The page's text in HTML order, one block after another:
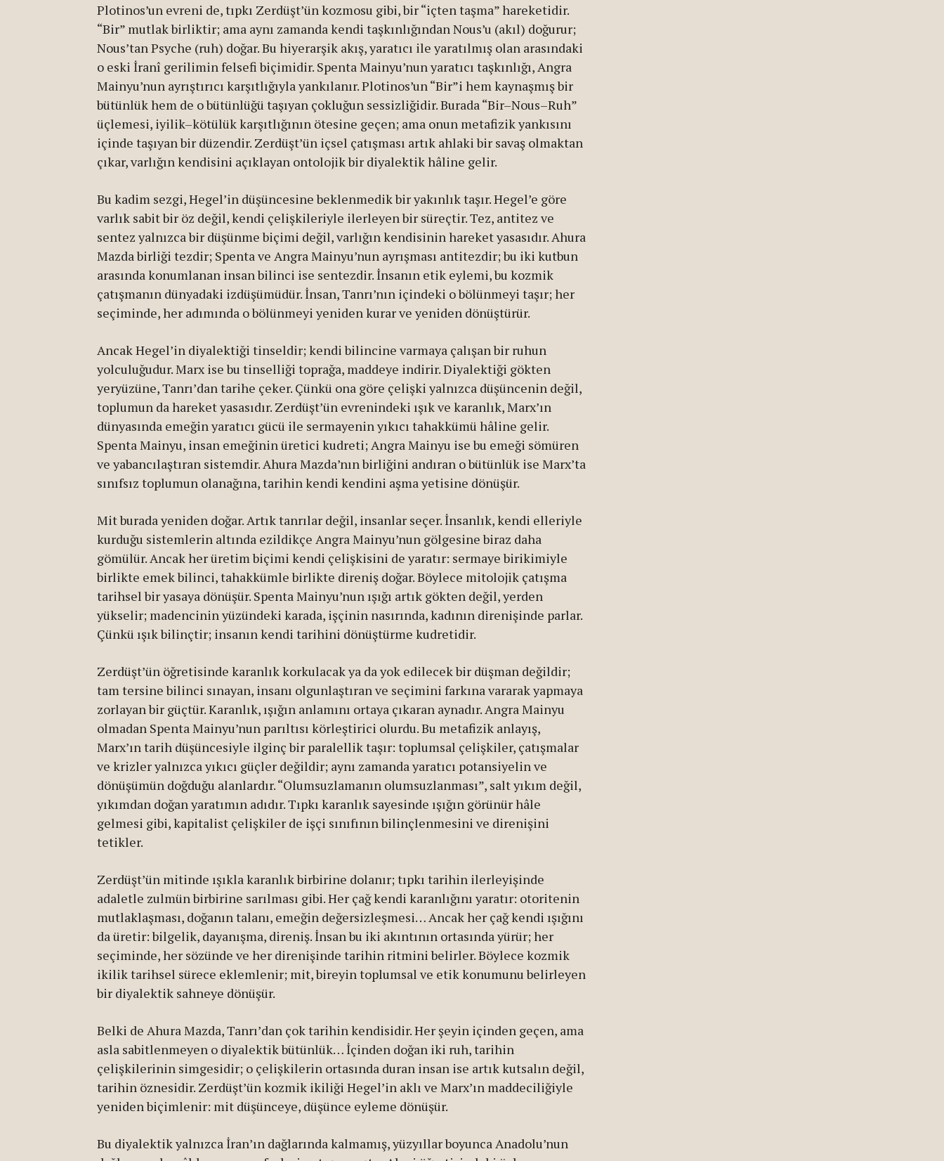
Plotinos’un evreni de, tıpkı Zerdüşt’ün kozmosu gibi, bir “içten taşma” hareketidir.
“Bir” mutlak birliktir; ama aynı zamanda kendi taşkınlığından Nous’u (akıl) doğurur;
Nous’tan Psyche (ruh) doğar. Bu hiyerarşik akış, yaratıcı ile yaratılmış olan arasındaki
o eski İranî gerilimin felsefi biçimidir. Spenta Mainyu’nun yaratıcı taşkınlığı, Angra
Mainyu’nun ayrıştırıcı karşıtlığıyla yankılanır. Plotinos’un “Bir”i hem kaynaşmış bir
bütünlük hem de o bütünlüğü taşıyan çokluğun sessizliğidir. Burada “Bir–Nous–Ruh”
üçlemesi, iyilik–kötülük karşıtlığının ötesine geçen; ama onun metafizik yankısını
içinde taşıyan bir düzendir. Zerdüşt’ün içsel çatışması artık ahlaki bir savaş olmaktan
çıkar, varlığın kendisini açıklayan ontolojik bir diyalektik hâline gelir.
Bu kadim sezgi, Hegel’in düşüncesine beklenmedik bir yakınlık taşır. Hegel’e göre
varlık sabit bir öz değil, kendi çelişkileriyle ilerleyen bir süreçtir. Tez, antitez ve
sentez yalnızca bir düşünme biçimi değil, varlığın kendisinin hareket yasasıdır. Ahura
Mazda birliği tezdir; Spenta ve Angra Mainyu’nun ayrışması antitezdir; bu iki kutbun
arasında konumlanan insan bilinci ise sentezdir. İnsanın etik eylemi, bu kozmik
çatışmanın dünyadaki izdüşümüdür. İnsan, Tanrı’nın içindeki o bölünmeyi taşır; her
seçiminde, her adımında o bölünmeyi yeniden kurar ve yeniden dönüştürür.
Ancak Hegel’in diyalektiği tinseldir; kendi bilincine varmaya çalışan bir ruhun
yolculuğudur. Marx ise bu tinselliği toprağa, maddeye indirir. Diyalektiği gökten
yeryüzüne, Tanrı’dan tarihe çeker. Çünkü ona göre çelişki yalnızca düşüncenin değil,
toplumun da hareket yasasıdır. Zerdüşt’ün evrenindeki ışık ve karanlık, Marx’ın
dünyasında emeğin yaratıcı gücü ile sermayenin yıkıcı tahakkümü hâline gelir.
Spenta Mainyu, insan emeğinin üretici kudreti; Angra Mainyu ise bu emeği sömüren
ve yabancılaştıran sistemdir. Ahura Mazda’nın birliğini andıran o bütünlük ise Marx’ta
sınıfsız toplumun olanağına, tarihin kendi kendini aşma yetisine dönüşür.
Mit burada yeniden doğar. Artık tanrılar değil, insanlar seçer. İnsanlık, kendi elleriyle
kurduğu sistemlerin altında ezildikçe Angra Mainyu’nun gölgesine biraz daha
gömülür. Ancak her üretim biçimi kendi çelişkisini de yaratır: sermaye birikimiyle
birlikte emek bilinci, tahakkümle birlikte direniş doğar. Böylece mitolojik çatışma
tarihsel bir yasaya dönüşür. Spenta Mainyu’nun ışığı artık gökten değil, yerden
yükselir; madencinin yüzündeki karada, işçinin nasırında, kadının direnişinde parlar.
Çünkü ışık bilinçtir; insanın kendi tarihini dönüştürme kudretidir.
Zerdüşt’ün öğretisinde karanlık korkulacak ya da yok edilecek bir düşman değildir;
tam tersine bilinci sınayan, insanı olgunlaştıran ve seçimini farkına vararak yapmaya
zorlayan bir güçtür. Karanlık, ışığın anlamını ortaya çıkaran aynadır. Angra Mainyu
olmadan Spenta Mainyu’nun parıltısı körleştirici olurdu. Bu metafizik anlayış,
Marx’ın tarih düşüncesiyle ilginç bir paralellik taşır: toplumsal çelişkiler, çatışmalar
ve krizler yalnızca yıkıcı güçler değildir; aynı zamanda yaratıcı potansiyelin ve
dönüşümün doğduğu alanlardır. “Olumsuzlamanın olumsuzlanması”, salt yıkım değil,
yıkımdan doğan yaratımın adıdır. Tıpkı karanlık sayesinde ışığın görünür hâle
gelmesi gibi, kapitalist çelişkiler de işçi sınıfının bilinçlenmesini ve direnişini
tetikler.
Zerdüşt’ün mitinde ışıkla karanlık birbirine dolanır; tıpkı tarihin ilerleyişinde
adaletle zulmün birbirine sarılması gibi. Her çağ kendi karanlığını yaratır: otoritenin
mutlaklaşması, doğanın talanı, emeğin değersizleşmesi… Ancak her çağ kendi ışığını
da üretir: bilgelik, dayanışma, direniş. İnsan bu iki akıntının ortasında yürür; her
seçiminde, her sözünde ve her direnişinde tarihin ritmini belirler. Böylece kozmik
ikilik tarihsel sürece eklemlenir; mit, bireyin toplumsal ve etik konumunu belirleyen
bir diyalektik sahneye dönüşür.
Belki de Ahura Mazda, Tanrı’dan çok tarihin kendisidir. Her şeyin içinden geçen, ama
asla sabitlenmeyen o diyalektik bütünlük… İçinden doğan iki ruh, tarihin
çelişkilerinin simgesidir; o çelişkilerin ortasında duran insan ise artık kutsalın değil,
tarihin öznesidir. Zerdüşt’ün kozmik ikiliği Hegel’in aklı ve Marx’ın maddeciliğiyle
yeniden biçimlenir: mit düşünceye, düşünce eyleme dönüşür.
Bu diyalektik yalnızca İran’ın dağlarında kalmamış, yüzyıllar boyunca Anadolu’nun